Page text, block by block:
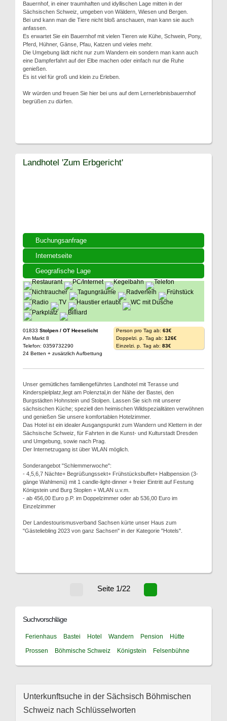
Bauernhof, in einer traumhaften und idyllischen Lage mitten in der
Sächsischen Schweiz, umgeben von Wäldern, Wiesen und Bergen.
Bei und kann man die Tiere nicht bloß anschauen, man kann sie auch
anfassen.
Es erwartet Sie ein Bauernhof mit vielen Tieren wie Kühe, Schwein, Pony,
Pferd, Hühner, Gänse, Pfau, Katzen und vieles mehr.
Die Umgebung lädt nicht nur zum Wandern ein sondern man kann auch
eine Dampferfahrt auf der Elbe machen oder einfach nur die Ruhe
genießen.
Es ist viel für groß und klein zu Erleben.
Wir würden und freuen Sie hier bei uns auf dem Lernerlebnisbauernhof
begrüßen zu dürfen.
Buchungsanfrage
Internetseite
Geografische Lage
Landhotel 'Zum Erbgericht'
01833 Stolpen / OT Heeselicht
Am Markt 8
Telefon: 0359732290
24 Betten + zusätzlich Aufbettung
Person pro Tag ab: 63€
Doppelzi. p. Tag ab: 126€
Einzelzi. p. Tag ab: 83€
Unser gemütliches familiengeführtes Landhotel mit Terasse und
Kinderspielplatz,liegt am Polenztal,in der Nähe der Bastei, den
Burgstädten Hohnstein und Stolpen. Lassen Sie sich mit unserer
sächsischen Küche; speziell den heimischen Wildspezialitäten verwöhnen
und genießen Sie unsere komfortablen Hotelzimmer.
Das Hotel ist ein idealer Ausgangspunkt zum Wandern und Klettern in der
Sächsische Schweiz, für Fahrten in die Kunst- und Kulturstadt Dresden
und Umgebung, sowie nach Prag.
Der Internetzugang ist über WLAN möglich.
Sonderangebot "Schlemmerwoche":
- 4,5,6,7 Nächte+ Begrüßungssekt+ Frühstücksbuffet+ Halbpension (3-
gänge Wahlmenü) mit 1 candle-light-dinner + freier Eintritt auf Festung
Königstein und Burg Stoplen + WLAN u.v.m.
- ab 456,00 Euro p.P. im Doppelzimmer oder ab 536,00 Euro im
Einzelzimmer
Der Landestourismusverband Sachsen kürte unser Haus zum
"Gästeliebling 2023 von ganz Sachsen" in der Kategorie "Hotels".
Seite 1/22
Suchvorschläge
Ferienhaus Bastei Hotel Wandern Pension
Hütte
Prossen
Böhmische Schweiz Königstein Felsenbühne
Unterkunftsuche in der Sächsisch Böhmischen
Schweiz nach Schlüsselworten